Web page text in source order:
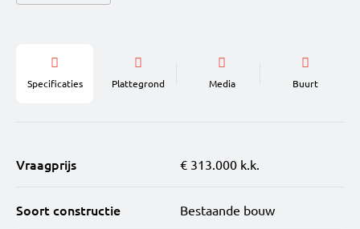
keuken en sanitair tot vloer-, wand- en plafondafwerking.
met gezamenlijke buitenruimte en gedeelde
fietsenstalling.
• instapklare appartementen met complete afwerking
inclusief keuken, sanitair, tegelwerk, verlichting en pvc-
Specificaties Plattegrond Media Buurt
Vraagprijs € 313.000 k.k.
Soort constructie Bestaande bouw